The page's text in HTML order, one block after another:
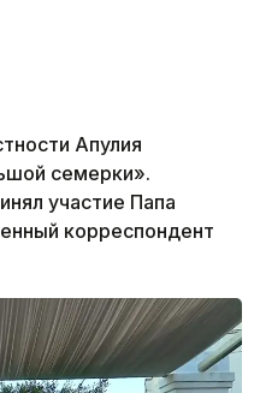
Апулия
семерки».
участие Папа
корреспондент